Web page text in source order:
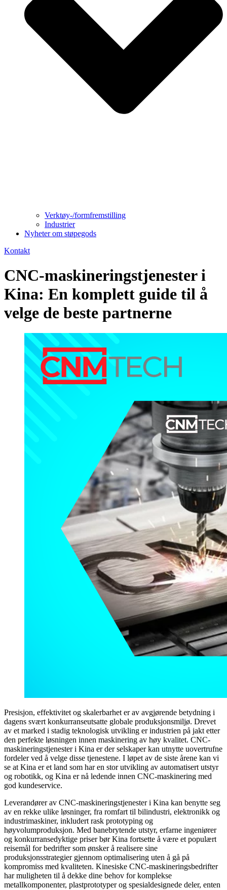
Verktøy-/formfremstilling
Industrier
Nyheter om støpegods
Kontakt
CNC-maskineringstjenester i
Kina: En komplett guide til å
velge de beste partnerne
Presisjon, effektivitet og skalerbarhet er av avgjørende betydning i
dagens svært konkurranseutsatte globale produksjonsmiljø. Drevet
av et marked i stadig teknologisk utvikling er industrien på jakt etter
den perfekte løsningen innen maskinering av høy kvalitet. CNC-
maskineringstjenester i Kina er der selskaper kan utnytte uovertrufne
fordeler ved å velge disse tjenestene. I løpet av de siste årene kan vi
se at Kina er et land som har en stor utvikling av automatisert utstyr
og robotikk, og Kina er nå ledende innen CNC-maskinering med
god kundeservice.
Leverandører av CNC-maskineringstjenester i Kina kan benytte seg
av en rekke ulike løsninger, fra romfart til bilindustri, elektronikk og
industrimaskiner, inkludert rask prototyping og
høyvolumproduksjon. Med banebrytende utstyr, erfarne ingeniører
og konkurransedyktige priser bør Kina fortsette å være et populært
reisemål for bedrifter som ønsker å realisere sine
produksjonsstrategier gjennom optimalisering uten å gå på
kompromiss med kvaliteten. Kinesiske CNC-maskineringsbedrifter
har muligheten til å dekke dine behov for komplekse
metallkomponenter, plastprototyper og spesialdesignede deler, enten